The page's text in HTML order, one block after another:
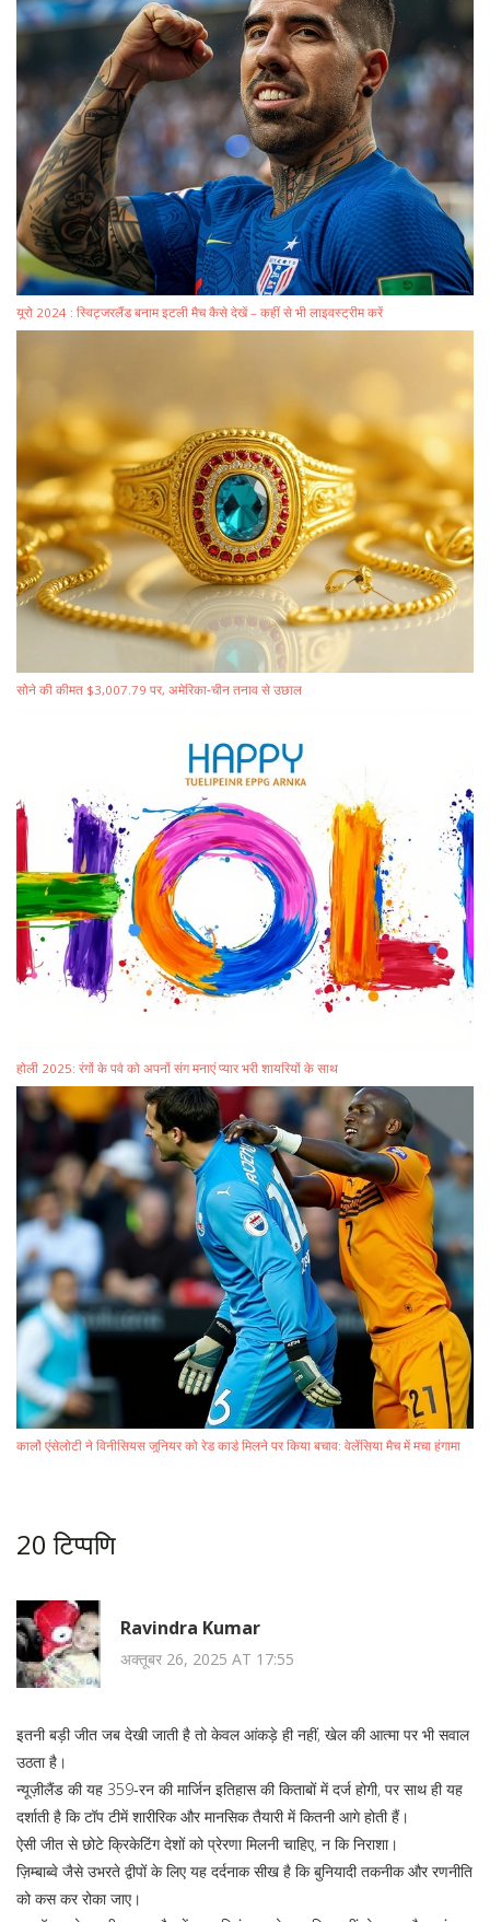
यूरो 2024 : स्विट्जरलैंड बनाम इटली मैच कैसे देखें – कहीं से भी लाइवस्ट्रीम करें
सोने की कीमत $3,007.79 पर, अमेरिका‑चीन तनाव से उछाल
होली 2025: रंगों के पर्व को अपनों संग मनाएं प्यार भरी शायरियों के साथ
कार्लो एंसेलोटी ने विनीसियस जूनियर को रेड कार्ड मिलने पर किया बचाव: वेलेंसिया मैच में मचा हंगामा
20 टिप्पणि
Ravindra Kumar
अक्तूबर 26, 2025 AT 17:55
इतनी बड़ी जीत जब देखी जाती है तो केवल आंकड़े ही नहीं, खेल की आत्मा पर भी सवाल
उठता है।
न्यूज़ीलैंड की यह 359‑रन की मार्जिन इतिहास की किताबों में दर्ज होगी, पर साथ ही यह
दर्शाती है कि टॉप टीमें शारीरिक और मानसिक तैयारी में कितनी आगे होती हैं।
ऐसी जीत से छोटे क्रिकेटिंग देशों को प्रेरणा मिलनी चाहिए, न कि निराशा।
ज़िम्बाब्वे जैसे उभरते द्वीपों के लिए यह दर्दनाक सीख है कि बुनियादी तकनीक और रणनीति
को कस कर रोका जाए।